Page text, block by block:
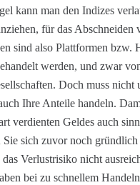
kann man den Indizes
für das Abschneiden
sind also Plattformen bzw.
werden, und zwar
Doch muss nicht
Ihre Anteile handeln.
verdienten Geldes auch
Sie sich zuvor noch
Verlustrisiko nicht
bei zu schnellem